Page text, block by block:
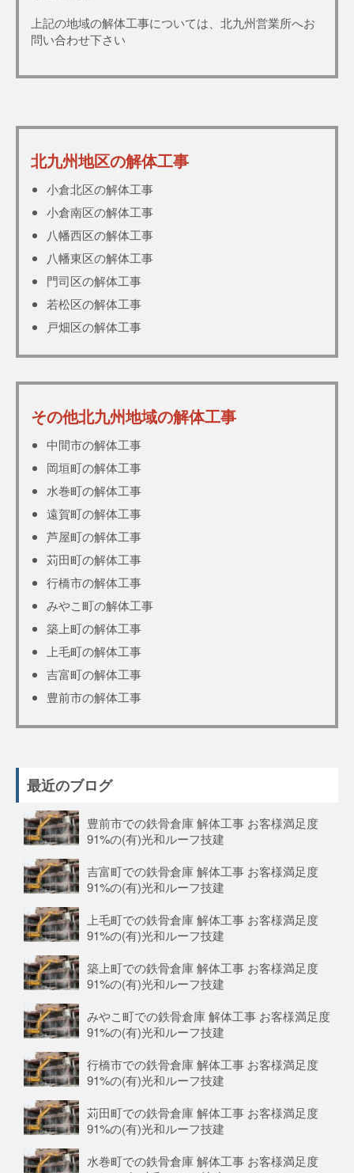
上記の地域の解体工事については、北九州営業所へお
問い合わせ下さい
北九州地区の解体工事
小倉北区の解体工事
小倉南区の解体工事
八幡西区の解体工事
八幡東区の解体工事
門司区の解体工事
若松区の解体工事
戸畑区の解体工事
その他北九州地域の解体工事
中間市の解体工事
岡垣町の解体工事
水巻町の解体工事
遠賀町の解体工事
芦屋町の解体工事
苅田町の解体工事
行橋市の解体工事
みやこ町の解体工事
築上町の解体工事
上毛町の解体工事
吉富町の解体工事
豊前市の解体工事
最近のブログ
豊前市での鉄骨倉庫 解体工事 お客様満足度
91%の(有)光和ルーフ技建
吉富町での鉄骨倉庫 解体工事 お客様満足度
91%の(有)光和ルーフ技建
上毛町での鉄骨倉庫 解体工事 お客様満足度
91%の(有)光和ルーフ技建
築上町での鉄骨倉庫 解体工事 お客様満足度
91%の(有)光和ルーフ技建
みやこ町での鉄骨倉庫 解体工事 お客様満足度
91%の(有)光和ルーフ技建
行橋市での鉄骨倉庫 解体工事 お客様満足度
91%の(有)光和ルーフ技建
苅田町での鉄骨倉庫 解体工事 お客様満足度
91%の(有)光和ルーフ技建
水巻町での鉄骨倉庫 解体工事 お客様満足度